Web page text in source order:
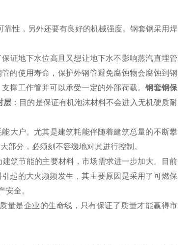
性，另外还要有良好的机械强度。钢套钢采用焊
证地下水位高且又想让地下水不影响蒸汽直埋管
管的使用寿命，保护外钢管避免腐蚀物会腐蚀到钢
撑工作管并可以承受一定的外部荷载。钢套钢保
层 ：目的是保证有机泡沫材料不会进入无机硬质耐
大户。尤其是建筑耗能伴随着建筑总量的不断攀
部分，必须刻不容缓地对其进行控制。
建筑节能的主要材料，市场需求进一步加大。目前
起的大火频频发生，其主要原因是采用了可燃保
安全。
是企业的生命线，只有保证了质量才能赢得市